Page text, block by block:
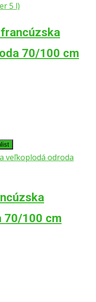
francúzska
70/100 cm
70/100 cm